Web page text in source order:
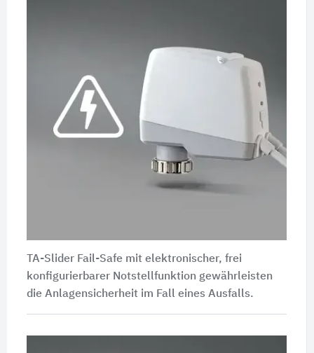
TA-Slider Fail-Safe mit elektronischer, frei
konfigurierbarer Notstellfunktion gewährleisten
die Anlagensicherheit im Fall eines Ausfalls.